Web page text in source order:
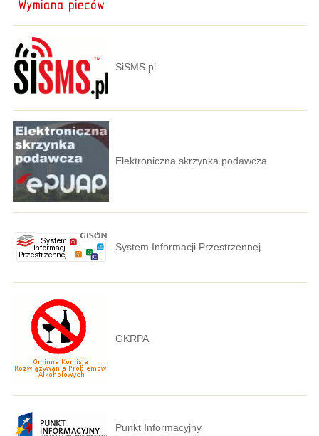
SiSMS.pl
Elektroniczna skrzynka podawcza
System Informacji Przestrzennej
GKRPA
Punkt Informacyjny